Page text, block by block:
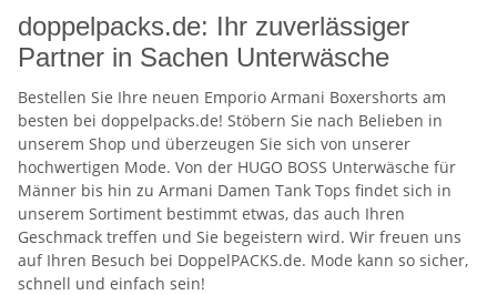
doppelpacks.de: Ihr zuverlässiger
Partner in Sachen Unterwäsche
Bestellen Sie Ihre neuen Emporio Armani Boxershorts am
besten bei doppelpacks.de! Stöbern Sie nach Belieben in
unserem Shop und überzeugen Sie sich von unserer
hochwertigen Mode. Von der HUGO BOSS Unterwäsche für
Männer bis hin zu Armani Damen Tank Tops findet sich in
unserem Sortiment bestimmt etwas, das auch Ihren
Geschmack treffen und Sie begeistern wird. Wir freuen uns
auf Ihren Besuch bei DoppelPACKS.de. Mode kann so sicher,
schnell und einfach sein!